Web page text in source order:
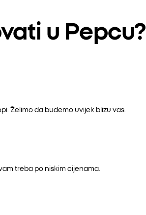
u Pepcu?
Želimo da budemo uvijek blizu vas.
treba po niskim cijenama.